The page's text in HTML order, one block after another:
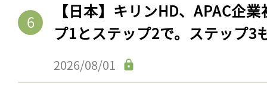
【日本】キリンHD、APAC企
プ1とステップ2で。ステップ3
2026/08/01